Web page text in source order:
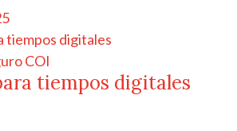
COI
tiempos digitales